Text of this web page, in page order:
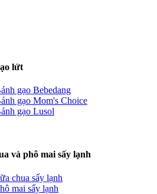
lứt
gạo Bebedang
gạo Mom's Choice
gạo Lusol
và phô mai sấy lạnh
chua sấy lạnh
mai sấy lạnh